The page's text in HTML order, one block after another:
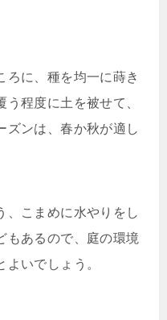
ろに、種を均一に蒔き
程度に土を被せて、
ズンは、春か秋が適し
、こまめに水やりをし
もあるので、庭の環境
いでしょう。